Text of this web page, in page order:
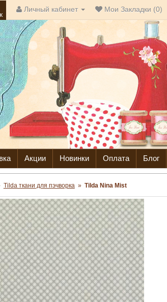
Личный кабинет Мои Закладки (0)
Акции Новинки Оплата Блог
Tilda ткани для пэчворка » Tilda Nina Mist